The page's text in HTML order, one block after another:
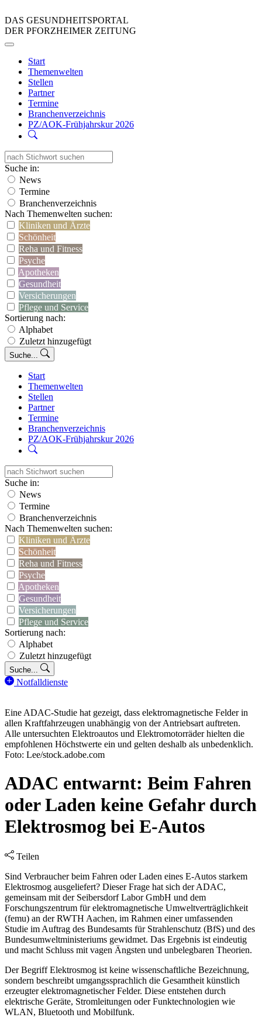
DAS GESUNDHEITSPORTAL
DER PFORZHEIMER ZEITUNG
Start
Themenwelten
Stellen
Partner
Termine
Branchenverzeichnis
PZ/AOK-Frühjahrskur 2026
Suche in:
News
Termine
Branchenverzeichnis
Nach Themenwelten suchen:
Kliniken und Ärzte
Schönheit
Reha und Fitness
Psyche
Apotheken
Gesundheit
Versicherungen
Pflege und Service
Sortierung nach:
Alphabet
Zuletzt hinzugefügt
Suche...
Start
Themenwelten
Stellen
Partner
Termine
Branchenverzeichnis
PZ/AOK-Frühjahrskur 2026
Suche in:
News
Termine
Branchenverzeichnis
Nach Themenwelten suchen:
Kliniken und Ärzte
Schönheit
Reha und Fitness
Psyche
Apotheken
Gesundheit
Versicherungen
Pflege und Service
Sortierung nach:
Alphabet
Zuletzt hinzugefügt
Suche...
Notfalldienste
Eine ADAC-Studie hat gezeigt, dass elektromagnetische Felder in
allen Kraftfahrzeugen unabhängig von der Antriebsart auftreten.
Alle untersuchten Elektroautos und Elektromotorräder hielten die
empfohlenen Höchstwerte ein und gelten deshalb als unbedenklich.
Foto: Lee/stock.adobe.com
ADAC entwarnt: Beim Fahren
oder Laden keine Gefahr durch
Elektrosmog bei E-Autos
Teilen
Sind Verbraucher beim Fahren oder Laden eines E-Autos starkem
Elektrosmog ausgeliefert? Dieser Frage hat sich der ADAC,
gemeinsam mit der Seibersdorf Labor GmbH und dem
Forschungszentrum für elektromagnetische Umweltverträglichkeit
(femu) an der RWTH Aachen, im Rahmen einer umfassenden
Studie im Auftrag des Bundesamts für Strahlenschutz (BfS) und des
Bundesumweltministeriums gewidmet. Das Ergebnis ist eindeutig
und macht Schluss mit vagen Ängsten und unbelegbaren Theorien.
Der Begriff Elektrosmog ist keine wissenschaftliche Bezeichnung,
sondern beschreibt umgangssprachlich die Gesamtheit künstlich
erzeugter elektromagnetischer Felder. Diese entstehen durch
elektrische Geräte, Stromleitungen oder Funktechnologien wie
WLAN, Bluetooth und Mobilfunk.